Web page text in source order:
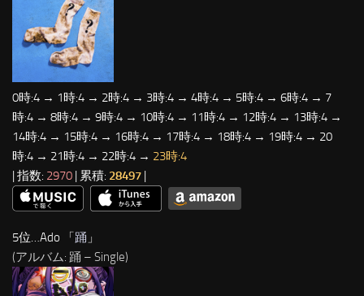
0時:4 → 1時:4 → 2時:4 → 3時:4 → 4時:4 → 5時:4 → 6時:4 → 7
時:4 → 8時:4 → 9時:4 → 10時:4 → 11時:4 → 12時:4 → 13時:4 →
14時:4 → 15時:4 → 16時:4 → 17時:4 → 18時:4 → 19時:4 → 20
時:4 → 21時:4 → 22時:4 → 23時:4
| 指数: 2970 | 累積: 28497 |
5位…Ado 「踊 」
(アルバム: 踊 – Single)